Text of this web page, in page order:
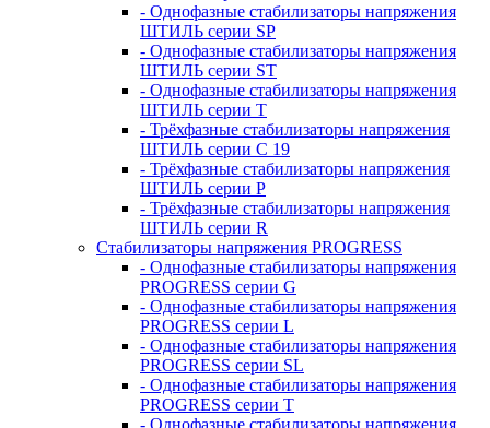
- Однофазные стабилизаторы напряжения
ШТИЛЬ серии SP
- Однофазные стабилизаторы напряжения
ШТИЛЬ серии ST
- Однофазные стабилизаторы напряжения
ШТИЛЬ серии T
- Трёхфазные стабилизаторы напряжения
ШТИЛЬ серии C 19
- Трёхфазные стабилизаторы напряжения
ШТИЛЬ серии P
- Трёхфазные стабилизаторы напряжения
ШТИЛЬ серии R
Стабилизаторы напряжения PROGRESS
- Однофазные стабилизаторы напряжения
PROGRESS серии G
- Однофазные стабилизаторы напряжения
PROGRESS серии L
- Однофазные стабилизаторы напряжения
PROGRESS серии SL
- Однофазные стабилизаторы напряжения
PROGRESS серии T
- Однофазные стабилизаторы напряжения